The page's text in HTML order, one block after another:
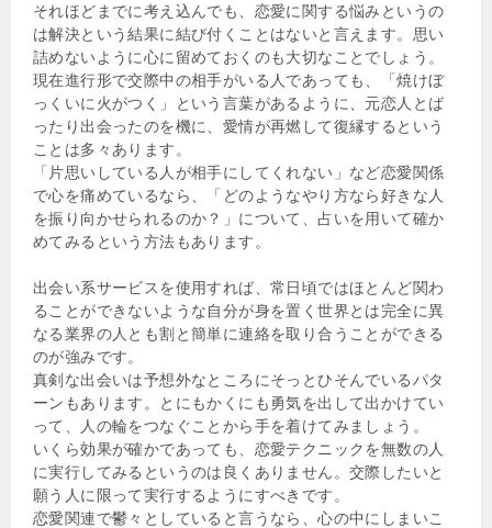
それほどまでに考え込んでも、恋愛に関する悩みというの
は解決という結果に結び付くことはないと言えます。思い
詰めないように心に留めておくのも大切なことでしょう。
現在進行形で交際中の相手がいる人であっても、「焼けぼ
っくいに火がつく」という言葉があるように、元恋人とば
ったり出会ったのを機に、愛情が再燃して復縁するという
ことは多々あります。
「片思いしている人が相手にしてくれない」など恋愛関係
で心を痛めているなら、「どのようなやり方なら好きな人
を振り向かせられるのか？」について、占いを用いて確か
めてみるという方法もあります。
出会い系サービスを使用すれば、常日頃ではほとんど関わ
ることができないような自分が身を置く世界とは完全に異
なる業界の人とも割と簡単に連絡を取り合うことができる
のが強みです。
真剣な出会いは予想外なところにそっとひそんでいるパタ
ーンもあります。とにもかくにも勇気を出して出かけてい
って、人の輪をつなぐことから手を着けてみましょう。
いくら効果が確かであっても、恋愛テクニックを無数の人
に実行してみるというのは良くありません。交際したいと
願う人に限って実行するようにすべきです。
恋愛関連で鬱々としていると言うなら、心の中にしまいこ